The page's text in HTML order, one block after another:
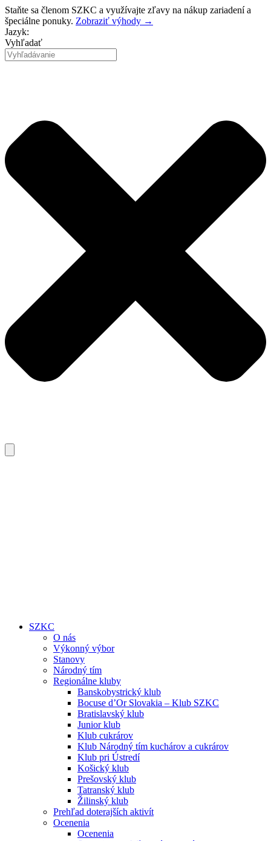
Preskočiť
na
obsah
Staňte sa členom SZKC a využívajte zľavy na nákup zariadení a
špeciálne ponuky. Zobraziť výhody →
Jazyk:
Vyhľadať
SZKC
O nás
Výkonný výbor
Stanovy
Národný tím
Regionálne kluby
Banskobystrický klub
Bocuse d’Or Slovakia – Klub SZKC
Bratislavský klub
Junior klub
Klub cukrárov
Klub Národný tím kuchárov a cukrárov
Klub pri Ústredí
Košický klub
Prešovský klub
Tatranský klub
Žilinský klub
Prehľad doterajších aktivít
Ocenenia
Ocenenia